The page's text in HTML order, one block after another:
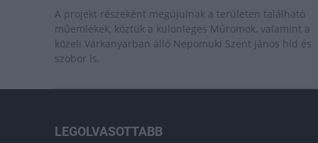
A projekt részeként megújulnak a területen található
műemlékek, köztük a különleges Műromok, valamint a
közeli Várkanyarban álló Nepomuki Szent János híd és
szobor is.
LEGOLVASOTTABB